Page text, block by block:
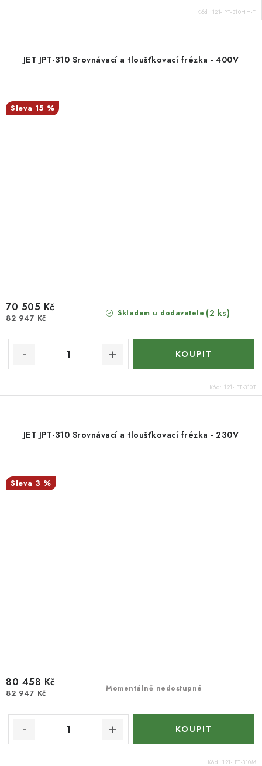
Kód: 121-JPT-310HH-T
JET JPT-310 Srovnávací a tloušťkovací frézka - 400V
15 %
Skladem u dodavatele (2 ks)
70 505 Kč
82 947 Kč
Kód: 121-JPT-310T
JET JPT-310 Srovnávací a tloušťkovací frézka - 230V
3 %
Momentálně nedostupné
80 458 Kč
82 947 Kč
Kód: 121-JPT-310M